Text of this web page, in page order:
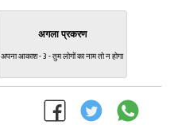
अगला प्रकरण
अपना आकाश - 3 - तुम लोगों का नाम तो न होगा